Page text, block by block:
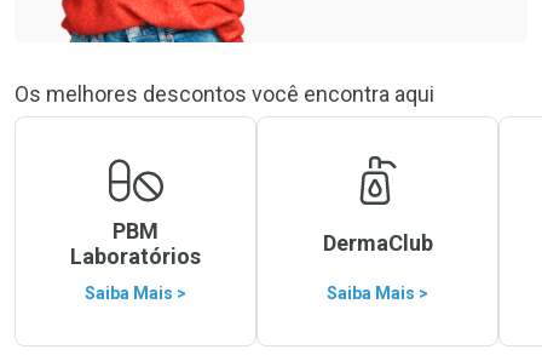
Os melhores descontos você encontra aqui
PBM
Laboratórios
Saiba Mais >
DermaClub
Saiba Mais >